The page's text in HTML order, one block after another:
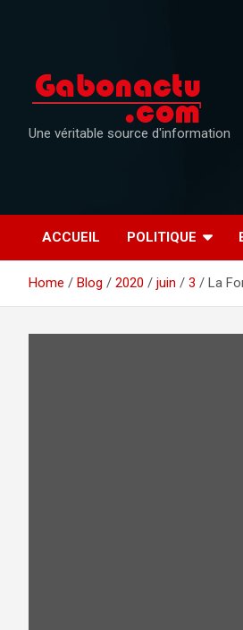
Une véritable source d'information
ACCUEIL POLITIQUE
Home Blog 2020 juin 3 La